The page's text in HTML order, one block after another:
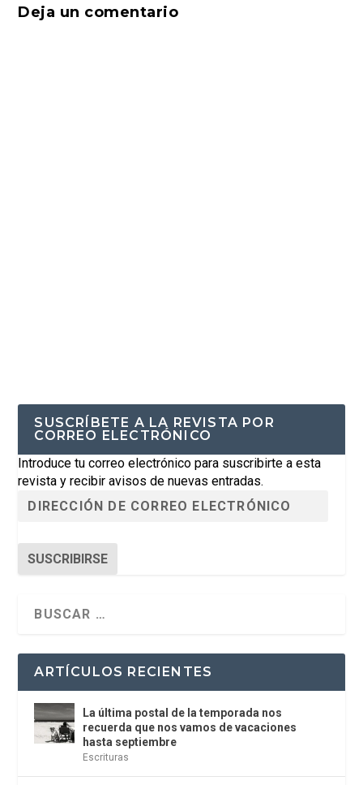
Deja un comentario
SUSCRÍBETE A LA REVISTA POR
CORREO ELECTRÓNICO
Introduce tu correo electrónico para suscribirte a esta
revista y recibir avisos de nuevas entradas.
SUSCRIBIRSE
ARTÍCULOS RECIENTES
La última postal de la temporada nos
recuerda que nos vamos de vacaciones
hasta septiembre
Escrituras